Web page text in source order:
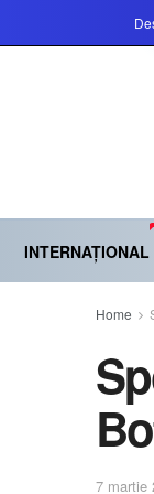
INTERNAȚIONAL
Home
7 martie